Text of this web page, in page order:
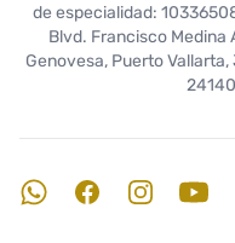
de especialidad:
Blvd. Francisco Medina
Genovesa, Puerto
WhatsAppFacebookInstagram